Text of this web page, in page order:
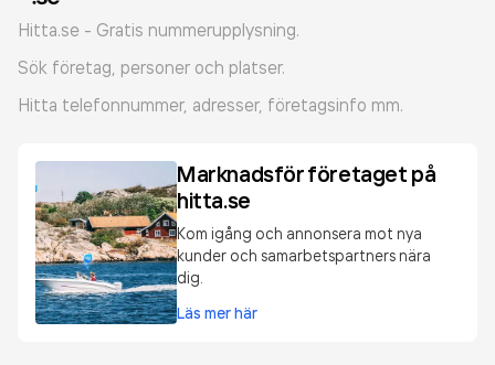
Hitta.se - Gratis nummerupplysning.
Sök företag, personer och platser.
Hitta telefonnummer, adresser, företagsinfo mm.
Marknadsför företaget på
hitta.se
Kom igång och annonsera mot nya
kunder och samarbetspartners nära
dig.
Läs mer här